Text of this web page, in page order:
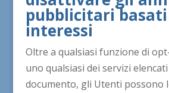
pubblicitari
interessi
Oltre a qualsiasi funzione di
uno qualsiasi dei servizi
documento, gli Utenti possono